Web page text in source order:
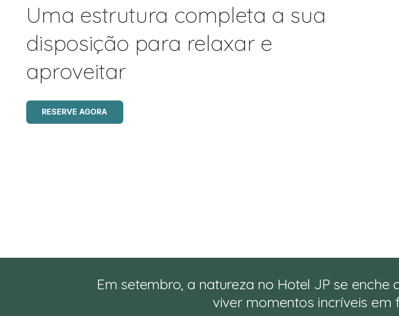
Uma estrutura completa a sua
disposição para relaxar e
aproveitar
RESERVE AGORA
Em setembro, a natureza no Hotel JP se enche
viver momentos incríveis em